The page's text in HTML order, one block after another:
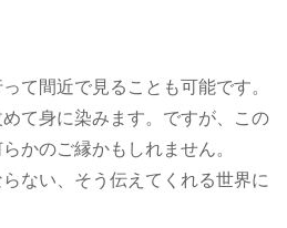
て間近で見ることも可能です。
て身に染みます。ですが、この
かのご縁かもしれません。
ない、そう伝えてくれる世界に